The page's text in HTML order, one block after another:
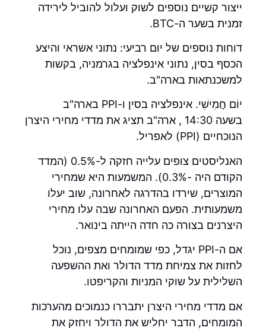
ייצור קשיים נוספים לשוק ועלול להוביל לירידה
זמנית בשער ה-BTC.
דוחות נוספים של יום רביעי: נתוני אשראי והיצע
הכסף בסין, נתוני אינפלציה בגרמניה, בקשות
למשכנתאות בארה"ב.
יוֹם חֲמִישִׁי. אינפלציה בסין ו-PPI בארה"ב
בשעה 14:30 , ארה"ב תציג את מדדי מחירי היצרן
הנוכחיים (PPI) לאפריל.
האנליסטים צופים עלייה חזקה ל-0.5% (המדד
הקודם היה -0.3%). המשמעות היא שמחירי
המוצרים, שירדו בהדרגה לאחרונה, שוב יעלו
משמעותית. הפעם האחרונה שבה עלו מחירי
היצרנים בצורה כה חדה הייתה בינואר.
אם ה-PPI יגדל, כפי שמומחים מצפים, נוכל
לחזות את צמיחת מדד הדולר ואת ההשפעה
השלילית על שוקי המניות והקריפטו.
אם מדדי מחירי היצרן יתבררו כנמוכים מהערכות
המומחים, הדבר יחליש את הדולר ויחזק את